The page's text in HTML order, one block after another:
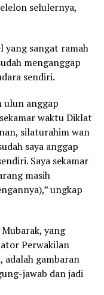
selulernya,
yang sangat ramah
menganggap
sendiri.
ulun anggap
waktu Diklat
silaturahim wan
saya anggap
Saya sekamar
masih
ungkap
yang
Perwakilan
adalah gambaran
jawab dan jadi